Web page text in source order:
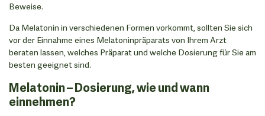
Beweise.
Da Melatonin in verschiedenen Formen vorkommt, sollten Sie sich
vor der Einnahme eines Melatoninpräparats von Ihrem Arzt
beraten lassen, welches Präparat und welche Dosierung für Sie am
besten geeignet sind.
Melatonin – Dosierung, wie und wann
einnehmen?